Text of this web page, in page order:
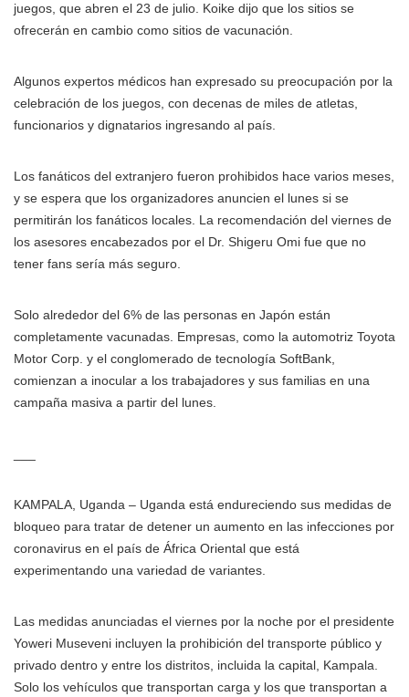
juegos, que abren el 23 de julio. Koike dijo que los sitios se
ofrecerán en cambio como sitios de vacunación.
Algunos expertos médicos han expresado su preocupación por la
celebración de los juegos, con decenas de miles de atletas,
funcionarios y dignatarios ingresando al país.
Los fanáticos del extranjero fueron prohibidos hace varios meses,
y se espera que los organizadores anuncien el lunes si se
permitirán los fanáticos locales. La recomendación del viernes de
los asesores encabezados por el Dr. Shigeru Omi fue que no
tener fans sería más seguro.
Solo alrededor del 6% de las personas en Japón están
completamente vacunadas. Empresas, como la automotriz Toyota
Motor Corp. y el conglomerado de tecnología SoftBank,
comienzan a inocular a los trabajadores y sus familias en una
campaña masiva a partir del lunes.
KAMPALA, Uganda – Uganda está endureciendo sus medidas de
bloqueo para tratar de detener un aumento en las infecciones por
coronavirus en el país de África Oriental que está
experimentando una variedad de variantes.
Las medidas anunciadas el viernes por la noche por el presidente
Yoweri Museveni incluyen la prohibición del transporte público y
privado dentro y entre los distritos, incluida la capital, Kampala.
Solo los vehículos que transportan carga y los que transportan a